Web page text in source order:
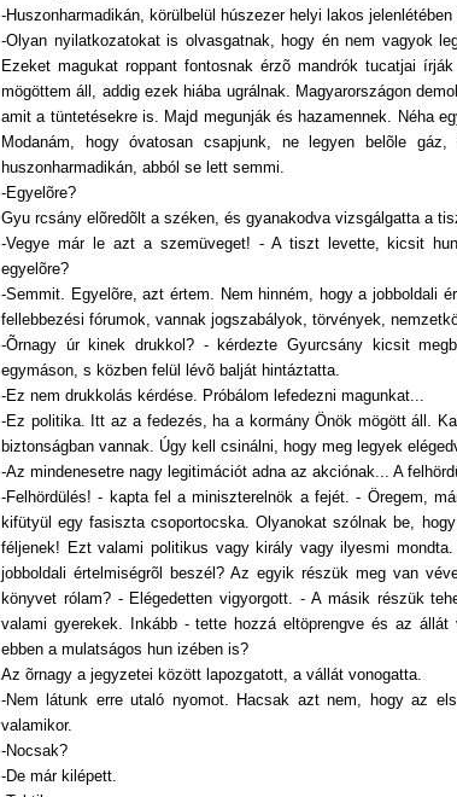
-Huszonharmadikán, körülbelül húszezer helyi lakos
-Olyan nyilatkozatokat is olvasgatnak, hogy én nem vagyok
Ezeket magukat roppant fontosnak érzõ mandrók tucatjai
mögöttem áll, addig ezek hiába ugrálnak. Magyarországon
amit a tüntetésekre is. Majd megunják és hazamennek. Néha
Modanám, hogy óvatosan csapjunk, ne legyen belõle
huszonharmadikán, abból se lett semmi.
-Egyelõre?
Gyu rcsány elõredõlt a széken, és gyanakodva vizsgálgatta a
-Vegye már le azt a szemüveget! - A tiszt levette, kicsit
egyelõre?
-Semmit. Egyelõre, azt értem. Nem hinném, hogy a jobboldali
fellebbezési fórumok, vannak jogszabályok, törvények,
-Õrnagy úr kinek drukkol? - kérdezte Gyurcsány kicsit
egymáson, s közben felül lévõ balját hintáztatta.
-Ez nem drukkolás kérdése. Próbálom lefedezni magunkat...
-Ez politika. Itt az a fedezés, ha a kormány Önök mögött áll.
biztonságban vannak. Úgy kell csinálni, hogy meg legyek
-Az mindenesetre nagy legitimációt adna az akciónak... A
-Felhördülés! - kapta fel a miniszterelnök a fejét. - Öregem,
kifütyül egy fasiszta csoportocska. Olyanokat szólnak be,
féljenek! Ezt valami politikus vagy király vagy ilyesmi
jobboldali értelmiségrõl beszél? Az egyik részük meg van
könyvet rólam? - Elégedetten vigyorgott. - A másik részük
valami gyerekek. Inkább - tette hozzá eltöprengve és az
ebben a mulatságos hun izében is?
Az õrnagy a jegyzetei között lapozgatott, a vállát vonogatta.
-Nem látunk erre utaló nyomot. Hacsak azt nem, hogy az
valamikor.
-Nocsak?
-De már kilépett.